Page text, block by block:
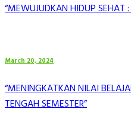
“MEWUJUDKAN HIDUP SEHAT
March 20, 2024
“MENINGKATKAN NILAI
TENGAH SEMESTER”